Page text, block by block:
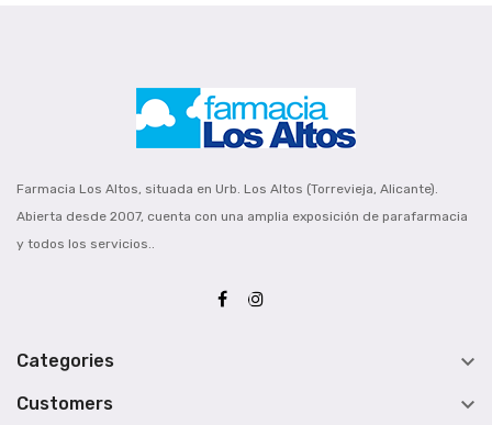
Farmacia Los Altos, situada en Urb. Los Altos (Torrevieja, Alicante).
Abierta desde 2007, cuenta con una amplia exposición de parafarmacia
y todos los servicios..
Categories 
Customers 